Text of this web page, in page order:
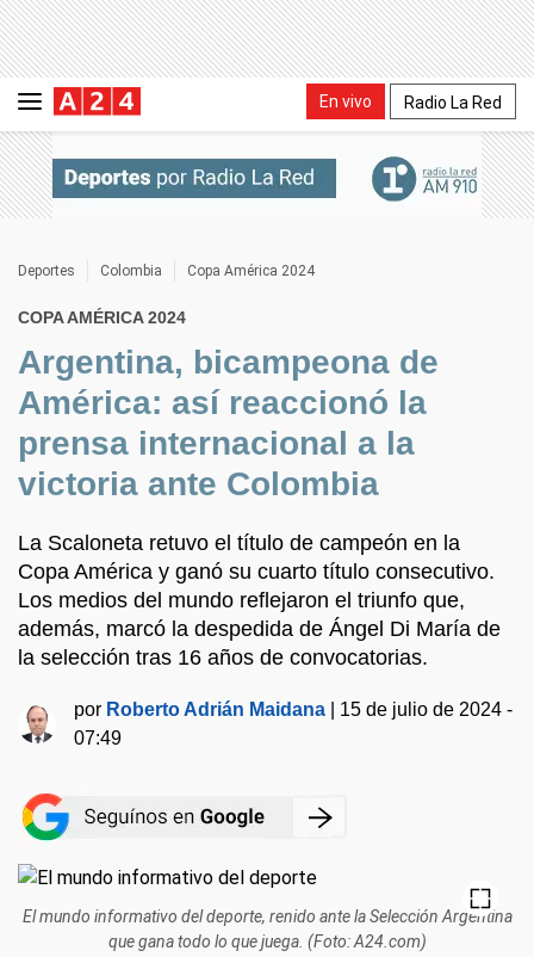
En vivo Radio La Red
Deportes Colombia Copa América 2024
COPA AMÉRICA 2024
Argentina, bicampeona de
América: así reaccionó la
prensa internacional a la
victoria ante Colombia
La Scaloneta retuvo el título de campeón en la
Copa América y ganó su cuarto título consecutivo.
Los medios del mundo reflejaron el triunfo que,
además, marcó la despedida de Ángel Di María de
la selección tras 16 años de convocatorias.
por Roberto Adrián Maidana
15 de julio de 2024 -
07:49
El mundo informativo del deporte, renido ante la Selección Argentina
que gana todo lo que juega. (Foto: A24.com)